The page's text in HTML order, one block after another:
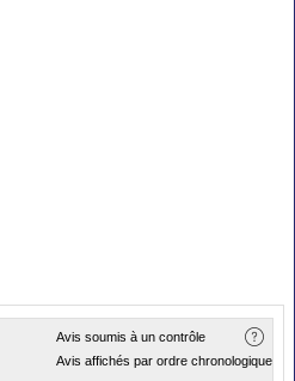
Avis soumis à un contrôle
Avis affichés par ordre chronologique